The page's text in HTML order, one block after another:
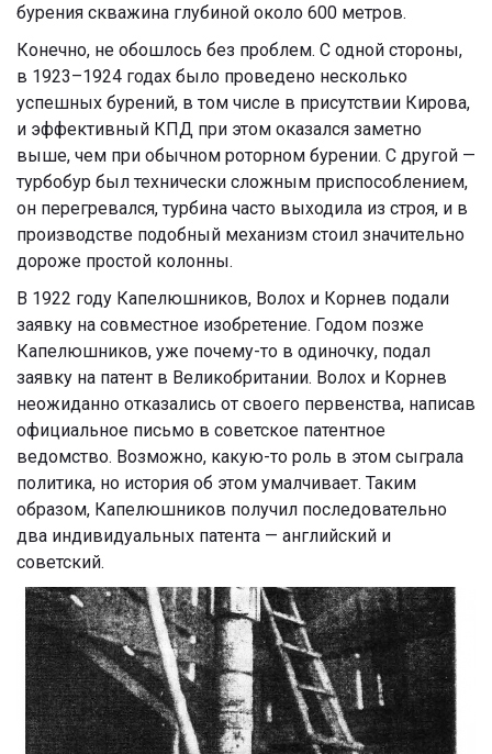
бурения скважина глубиной около 600 метров.
Конечно, не обошлось без проблем. С одной стороны,
в 1923–1924 годах было проведено несколько
успешных бурений, в том числе в присутствии Кирова,
и эффективный КПД при этом оказался заметно
выше, чем при обычном роторном бурении. С другой —
турбобур был технически сложным приспособлением,
он перегревался, турбина часто выходила из строя, и в
производстве подобный механизм стоил значительно
дороже простой колонны.
В 1922 году Капелюшников, Волох и Корнев подали
заявку на совместное изобретение. Годом позже
Капелюшников, уже почему-то в одиночку, подал
заявку на патент в Великобритании. Волох и Корнев
неожиданно отказались от своего первенства, написав
официальное письмо в советское патентное
ведомство. Возможно, какую-то роль в этом сыграла
политика, но история об этом умалчивает. Таким
образом, Капелюшников получил последовательно
два индивидуальных патента — английский и
советский.